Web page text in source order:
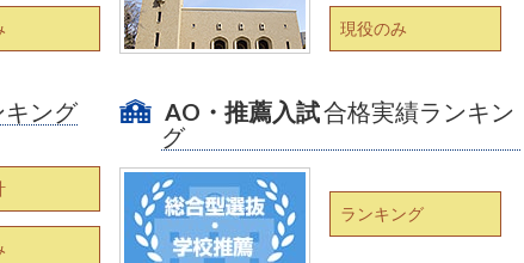
現役のみ
ング AO・推薦入試合格実績ランキン
グ
ランキング